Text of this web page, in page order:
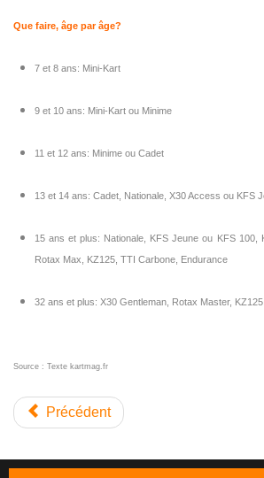
Que faire, âge par âge?
7 et 8 ans: Mini-Kart
9 et 10 ans: Mini-Kart ou Minime
11 et 12 ans: Minime ou Cadet
13 et 14 ans: Cadet, Nationale, X30 Access ou KFS
15 ans et plus: Nationale, KFS Jeune ou KFS 100,
Rotax Max, KZ125, TTI Carbone, Endurance
32 ans et plus: X30 Gentleman, Rotax Master,
Source : Texte kartmag.fr
Précédent